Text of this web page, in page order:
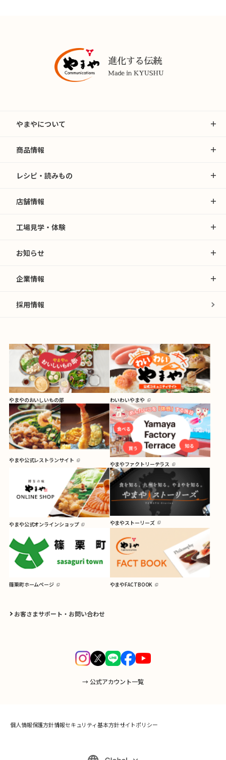
やまやについて
商品情報
レシピ・読みもの
店舗情報
工場見学・体験
お知らせ
企業情報
採用情報
お客さまサポート・お問い合わせ
→ 公式アカウント一覧
やまやのおいしいもの部 わいわいやまや
やまや公式レストランサイト
やまやファクトリーテラス
やまや公式オンラインショップ やまやストーリーズ
篠栗町ホームページ やまやFACTBOOK
個人情報保護方針情報セキュリティ基本方針サイトポリシー